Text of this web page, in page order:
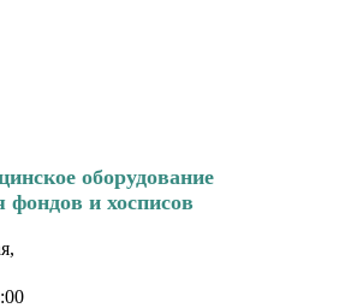
оборудование
фондов и хосписов